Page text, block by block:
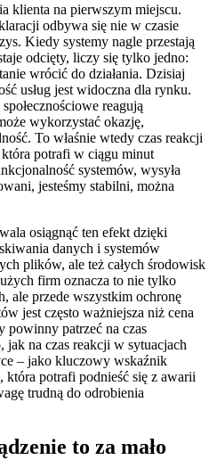
klienta na pierwszym miejscu.
odbywa się nie w czasie
Kiedy systemy nagle przestają
odcięty, liczy się tylko jedno:
wrócić do działania. Dzisiaj
usług jest widoczna dla rynku.
reagują
wykorzystać okazję,
To właśnie wtedy czas reakcji
potrafi w ciągu minut
systemów, wysyła
jesteśmy stabilni, można
osiągnąć ten efekt dzięki
danych i systemów
plików, ale też całych środowisk
firm oznacza to nie tylko
ale przede wszystkim ochronę
jest często ważniejsza niż cena
powinny patrzeć na czas
jak na czas reakcji w sytuacjach
– jako kluczowy wskaźnik
potrafi podnieść się z awarii
trudną do odrobienia
to za mało